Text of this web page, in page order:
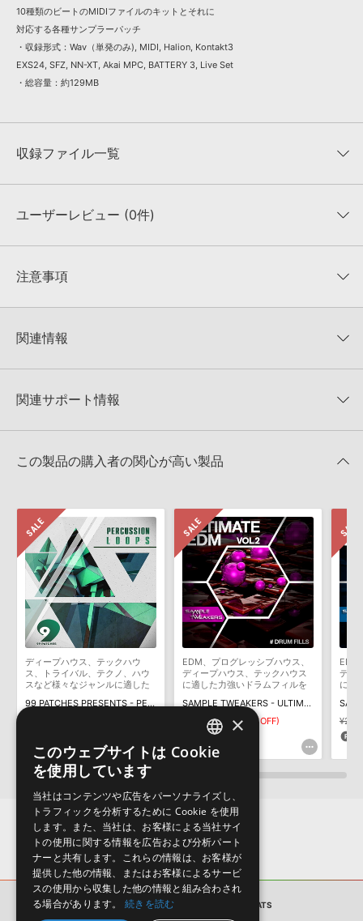
10種類のビートのMIDIファイルのキットとそれに
対応する各種サンプラーパッチ
・収録形式：Wav（単発のみ), MIDI, Halion, Kontakt3
EXS24, SFZ, NN-XT, Akai MPC, BATTERY 3, Live Set
・総容量：約129MB
収録ファイル一覧
収録ファイル一覧
ユーザーレビュー (0件)
★★★★★
★5
★4
★1
0%
注意事項
KONTAKTフォーマットは、
でお使いいただけます。無償版のKONTAKT PLAYERではお使いい
4GBを超えるデータに関するご注意：
FAT32でフォーマットされた
きます際には、NTFSやHFS＋でフォーマットされたHDDをご用意
いただく必要がございます。
知らせするメールの2通が送信されます。メールに記載されており
ます説明に沿って、製品のダウンロード／導入を行って下さい。
サンプルパック製品には、原則として日本語版操作マニュアルをご
用意しておりません。ご購入後のご不明点や詳細に関するお問い合
わせなどはテクニカルサポート
までご連絡ください。
デモソングは、製品収録サウンドを使ってできることを紹介するた
めのデモンストレーション用の楽曲です。原則として、デモソング
そのものをお使いいただくことはできません。また、デモソングを
構成する全てのサウンドが、サンプルパックに含まれていることを
保証するものではありません。
しかねます。
関連情報
マーセール！
関連サポート情報
2022.06.06
2022.06.06
2022.06.06
Apple社「EXS24」「Sampler」のサンプルパック追加方法
2022.06.06
MIDI形式サンプルパックの追加方法
2022.06.06
Reason Studios社「Reason」及び関連ソフトでのプリセット追
加方法
マークのついた情報は、該当する製品のご購入ユーザー様専用となって
おります。ご覧頂くには、該当する製品をご購入頂く必要がございます。
PROG TECH BEATSのサポート情報
この製品の購入者の関心が高い製品
ディープハウス、テックハウ
ス、トライバル、テクノ、ハウ
スなど様々なジャンルに適した
99 PATCHES PRESENTS - PERCUSSION LOOPS
EDM、プログレッシブハウス、
ディープハウス、テックハウス
に適した力強いドラムフィルを
SAMPLE TWEAKERS - ULTIMATE EDM DRUM FILLS VOL 2
¥2,112 ¥1,478(30%OFF)
44pt
EDM
ディ
に適
サンプルパック PROG TECH BEATS
ENGLISH
×
このウェブサイトは Cookie
を使用しています
当社はコンテンツや広告をパーソナライズし、
トラフィックを分析するために Cookie を使用
します。また、当社は、お客様による当社サイ
トの使用に関する情報を広告および分析パート
ナーと共有します。これらの情報は、お客様が
提供した他の情報、またはお客様によるサービ
スの使用から収集した他の情報と組み合わされ
る場合があります。
続きを読む